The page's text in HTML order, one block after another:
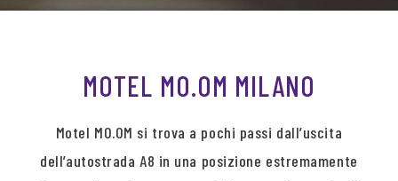
MOTEL MO.OM MILANO
Motel MO.OM si trova a pochi passi dall’uscita
dell’autostrada A8 in una posizione estremamente